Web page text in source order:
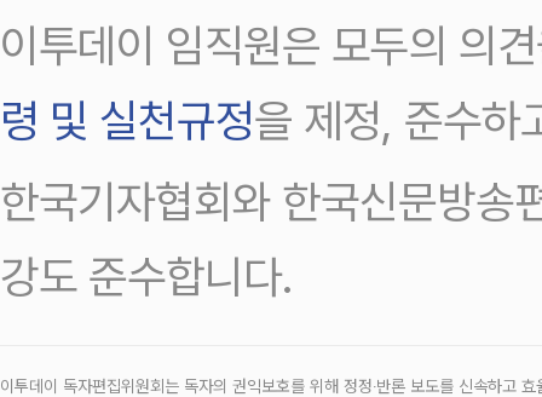
이투데이 임직원은 모두의 의
령 및 실천규정을 제정, 준수하
한국기자협회와 한국신문방송
강도 준수합니다.
이투데이 독자편집위원회는 독자의 권익보호를 위해 정정‧반론 보도를 신속하고